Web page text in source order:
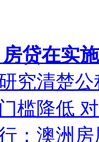
贷在实
究清楚
槛降低
：澳洲